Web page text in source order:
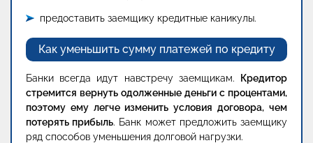
предоставить заемщику кредитные каникулы.
Как уменьшить сумму платежей по кредиту
Банки всегда идут навстречу заемщикам.
Кредитор
стремится вернуть одолженные деньги с процентами,
поэтому ему легче изменить условия договора, чем
потерять прибыль. Банк может предложить заемщику
ряд способов уменьшения долговой нагрузки.